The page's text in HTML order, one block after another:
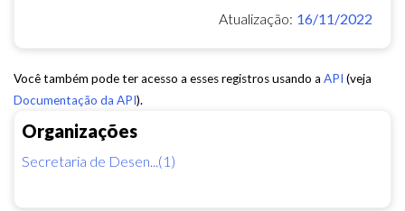
Organizações
Secretaria de Desen...(1)
Atualização: 16/11/2022
Você também pode ter acesso a esses registros usando a API (veja
Documentação da API).